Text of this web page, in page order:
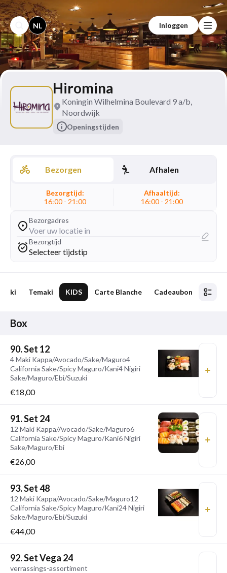
NL Inloggen
Hiromina
Koningin Wilhelmina Boulevard 9 a/b,
Noordwijk
Openingstijden
Bezorgen Afhalen
Bezorgtijd:
16:00 - 21:00
Afhaaltijd:
16:00 - 21:00
Bezorgadres
Voer uw locatie in
Bezorgtijd
Selecteer tijdstip
Maki Temaki KIDS Carte Blanche Cadeaubon
Box
90. Set 12
4 Maki Kappa/Avocado/Sake/Maguro4
California Sake/Spicy Maguro/Kani4 Nigiri
Sake/Maguro/Ebi/Suzuki
€18,00
91. Set 24
12 Maki Kappa/Avocado/Sake/Maguro6
California Sake/Spicy Maguro/Kani6 Nigiri
Sake/Maguro/Ebi
€26,00
93. Set 48
12 Maki Kappa/Avocado/Sake/Maguro12
California Sake/Spicy Maguro/Kani24 Nigiri
Sake/Maguro/Ebi/Suzuki
€44,00
92. Set Vega 24
verrassings-assortiment